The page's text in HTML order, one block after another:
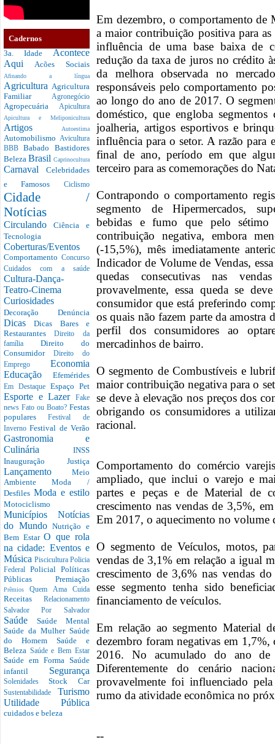
Cadernos
3a. Idade Acontece
Aqui Acões Sociais
Afinando a língua
Agricultura Agricultura
Familiar Agronegócio
Agropecuária Apicultura
Apicultura e Meliponicultura
Artigos Autoestima
Automobilismo Avicultura
BBBBabado Bastidores
Beleza Brasil Caprinocultura
Carnaval Celebridades
e Famosos Ciclismo
Cidade /
Notícias
CirculandoCiência e
Tecnologia
Coberturas/Eventos
Comportamento Concurso
Cuidados com a saúde
Cultura-Dança-
Teatro-Cinema
Curiosidades
Decoração Denúncia
DicasDicas Bares e
RestaurantesDireito da
família Direito do
Consumidor Direito do
Emprego Economia
Educação Efemérides
Em Destaque Espaço Pet
Esporte e Lazer
Fake
news Fato ou Boato? Festas
popularesFestival de
InvernoFestival de Verão
Gastronomia e
Culinária INSS
Inauguração Justiça
Lançamento Meio
AmbienteModa /
Desfiles Moda e estilo
Motociclismo
Municípios Notícias
do MundoNutrição e
Bem EstarO que rola
na cidade: Eventos e
Música Piscicultura Policia
Federal Policial Políticas
Públicas Premiação
PrêmiosQuem Ama Cuida
Receitas Relacionamento
Salvador Por Salvador
Saúde Saúde Mental
Saúde da Mulher Saúde
do Homem Saúde e
Beleza Saúde e Bem Estar
Saúde em Forma Saúde
infantil Segurança
SolenidadesStock Car
Sustentabilidade Turismo
Utilidade Pública
cuidados e beleza
Em dezembro, o comportamento de
a maior contribuição positiva para
influência de uma base baixa de
redução da taxa de juros no crédito
da melhora observada no
responsáveis pelo comportamento
ao longo do ano de 2017. O
doméstico, que engloba
joalheria, artigos esportivos e
influência para o setor. A razão para
final de ano, período em que
terceiro para as comemorações do
Contrapondo o comportamento
segmento de Hipermercados,
bebidas e fumo que pelo sétimo
contribuição negativa, embora
(-15,5%), mês imediatamente
Indicador de Volume de Vendas,
quedas consecutivas nas
provavelmente, essa queda se
consumidor que está preferindo
os quais não fazem parte da amostra
perfil dos consumidores ao
mercadinhos de bairro.
O segmento de Combustíveis e
maior contribuição negativa para o
se deve à elevação nos preços dos
obrigando os consumidores a
racional.
Comportamento do comércio
ampliado, que inclui o varejo e
partes e peças e de Material de
crescimento nas vendas de 3,5%,
Em 2017, o aquecimento no volume
O segmento de Veículos, motos,
vendas de 3,1% em relação a igual
crescimento de 3,6% nas vendas
esse segmento tenha sido
financiamento de veículos.
Em relação ao segmento Material
dezembro foram negativas em
2016. No acumulado do ano de
Diferentemente do cenário
provavelmente foi influenciado
rumo da atividade econômica no
--